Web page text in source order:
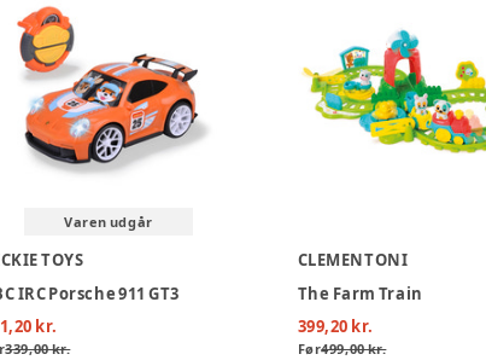
Varen udgår
TOYS
IRC Porsche 911 GT3
kr.
339,00 kr.
CLEMENTONI
The Farm Train
399,20 kr.
Før499,00 kr.